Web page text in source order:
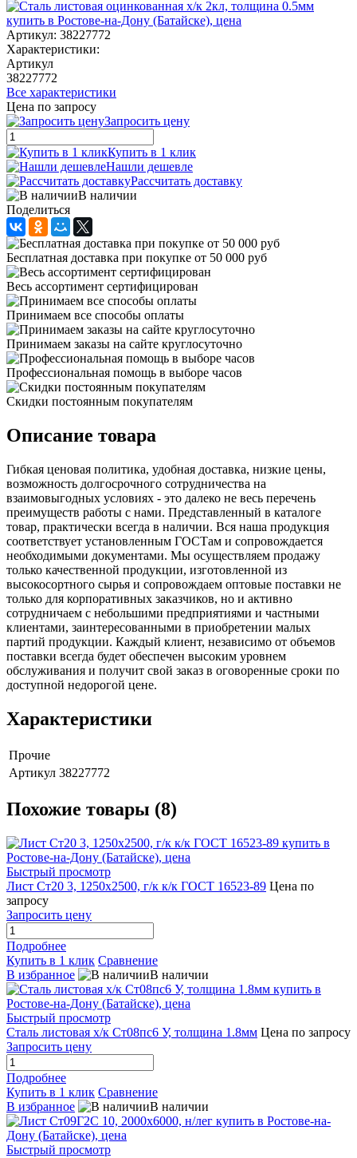
Артикул: 38227772
Характеристики:
Артикул
38227772
Все характеристики
Цена по запросу
Запросить цену
Купить в 1 клик
Нашли дешевле
Рассчитать доставку
В наличии
Поделиться
Бесплатная доставка при покупке от 50 000 руб
Весь ассортимент сертифицирован
Принимаем все способы оплаты
Принимаем заказы на сайте круглосуточно
Профессиональная помощь в выборе часов
Скидки постоянным покупателям
Описание товара
Гибкая ценовая политика, удобная доставка, низкие цены,
возможность долгосрочного сотрудничества на
взаимовыгодных условиях - это далеко не весь перечень
преимуществ работы с нами. Представленный в каталоге
товар, практически всегда в наличии. Вся наша продукция
соответствует установленным ГОСТам и сопровождается
необходимыми документами. Мы осуществляем продажу
только качественной продукции, изготовленной из
высокосортного сырья и сопровождаем оптовые поставки не
только для корпоративных заказчиков, но и активно
сотрудничаем с небольшими предприятиями и частными
клиентами, заинтересованными в приобретении малых
партий продукции. Каждый клиент, независимо от объемов
поставки всегда будет обеспечен высоким уровнем
обслуживания и получит свой заказ в оговоренные сроки по
доступной недорогой цене.
Характеристики
Прочие
Артикул 38227772
Похожие товары (8)
Быстрый просмотр
Лист Ст20 3, 1250х2500, г/к к/к ГОСТ 16523-89 Цена по
запросу
Запросить цену
Подробнее
Купить в 1 клик Сравнение
В избранное
В наличии
Быстрый просмотр
Сталь листовая х/к Ст08пс6 У, толщина 1.8мм Цена по запросу
Запросить цену
Подробнее
Купить в 1 клик Сравнение
В избранное
В наличии
Быстрый просмотр